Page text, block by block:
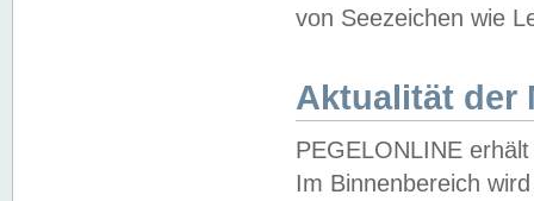
von Seezeichen wie
Aktualität der
PEGELONLINE
Im Binnenbereich